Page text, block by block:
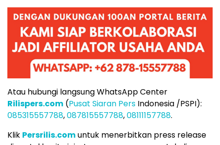
Atau hubungi langsung WhatsApp Center
Rilispers.com (Pusat Siaran Pers Indonesia /PSPI):
085315557788,087815557788,08111157788.
Klik Persrilis.comuntuk menerbitkan press release